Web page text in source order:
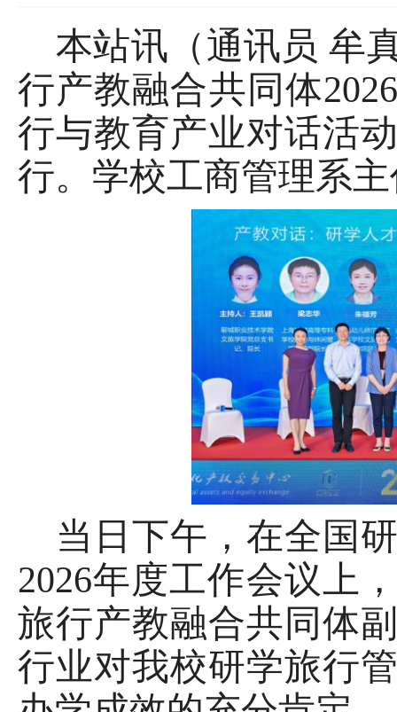
本站讯（通讯员 牟
行产教融合共同体
行与教育产业对话活
行。 学校工商管理系
当日下午，在全国
2026年度工作会议 上
旅行产教融合共同体
行业对我校研学旅行